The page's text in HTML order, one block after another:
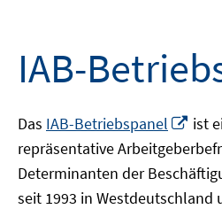
IAB-
Das IAB-Betriebspanel
In
ist
repräsentative
Determinanten der
seit 1993 in Westdeutschland